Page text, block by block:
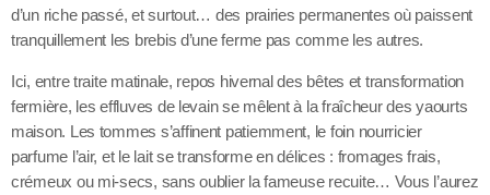
d’un riche passé, et surtout… des prairies permanentes où paissent
tranquillement les brebis d’une ferme pas comme les autres.
Ici, entre traite matinale, repos hivernal des bêtes et transformation
fermière, les effluves de levain se mêlent à la fraîcheur des yaourts
maison. Les tommes s’affinent patiemment, le foin nourricier
parfume l’air, et le lait se transforme en délices : fromages frais,
crémeux ou mi-secs, sans oublier la fameuse recuite… Vous l’aurez